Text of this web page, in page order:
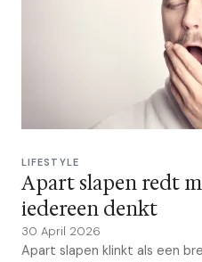
LIFESTYLE
Apart slapen redt
iedereen denkt
30 April 2026
Apart slapen klinkt als een